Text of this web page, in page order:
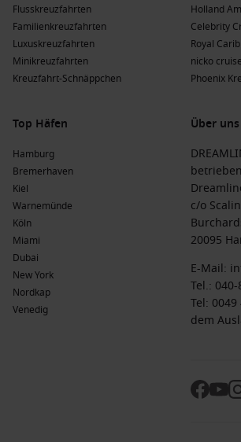
Afrika: Ein Kontinent voller kultureller
atemberaubender Landschaften, der
nach Abenteuern und einzigartigen
Westafrika: Diese Region ist reich an
freundlichen Menschen.
die für ihre wunderbaren Strände,
Vulkanlandschaften und kulturellen
bekannt sind.
Südafrika
: Dieses Land kombiniert
Tierwelt, atemberaubende Landschaften
Kultur, mit Städten wie
Nordafrika
: Eine Region voller
und Landschaften von den alten
wurden.
Silversea 2 Schiffe an, die Tema
Flusskreuzfahrten
Familienkreuzfahrten
Luxuskreuzfahrten
Minikreuzfahrten
Kreuzfahrt-Schnäppchen
Holland
Celebrity
Royal
nicko
Phoenix
Top Häfen
Hamburg
Bremerhaven
Kiel
Warnemünde
Köln
Miami
Dubai
New York
Nordkap
Venedig
Über uns
c/o
20095
E-Mail:
Tel.:
Tel:
dem